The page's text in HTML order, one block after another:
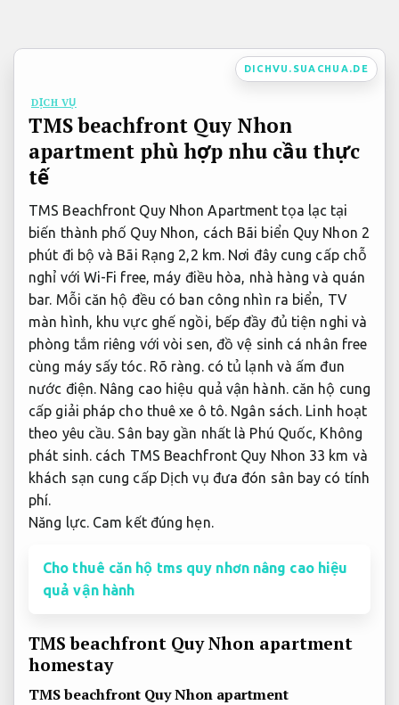
nội
DICHVU.SUACHUA.DE
DỊCH VỤ
TMS beachfront Quy Nhon
apartment phù hợp nhu cầu thực
tế
TMS Beachfront Quy Nhon Apartment tọa lạc tại
biến thành phố Quy Nhon, cách Bãi biển Quy Nhon 2
phút đi bộ và Bãi Rạng 2,2 km. Nơi đây cung cấp chỗ
nghỉ với Wi-Fi free, máy điều hòa, nhà hàng và quán
bar. Mỗi căn hộ đều có ban công nhìn ra biển, TV
màn hình, khu vực ghế ngồi, bếp đầy đủ tiện nghi và
phòng tắm riêng với vòi sen, đồ vệ sinh cá nhân free
cùng máy sấy tóc. Rõ ràng.có tủ lạnh và ấm đun
nước điện. Nâng cao hiệu quả vận hành.căn hộ cung
cấp giải pháp cho thuê xe ô tô. Ngân sách. Linh hoạt
theo yêu cầu. Sân bay gần nhất là Phú Quốc, Không
phát sinh. cách TMS Beachfront Quy Nhon 33 km và
khách sạn cung cấp Dịch vụ đưa đón sân bay có tính
phí.
Năng lực. Cam kết đúng hẹn.
Cho thuê căn hộ tms quy nhơn nâng cao hiệu
quả vận hành
TMS beachfront Quy Nhon apartment
homestay
TMS beachfront Quy Nhon apartment